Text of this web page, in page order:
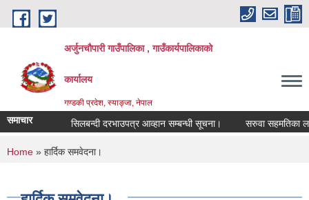
Skip to main content
अर्जुनचौपारी गाउँपालिका , गाउँकार्यपालिकाको
कार्यालय
गण्डकी प्रदेश, स्याङ्जा, नेपाल
समाचार सिलबन्दी दरभाउपत्र आव्हान सम्बन्धी सूचना। सरुवा सहमतिका लागि
You are here
Home » हार्दिक समवेदना।